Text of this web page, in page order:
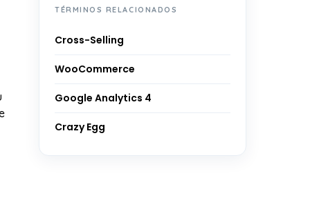
TÉRMINOS RELACIONADOS
Cross-Selling
WooCommerce
Google Analytics 4
Crazy Egg